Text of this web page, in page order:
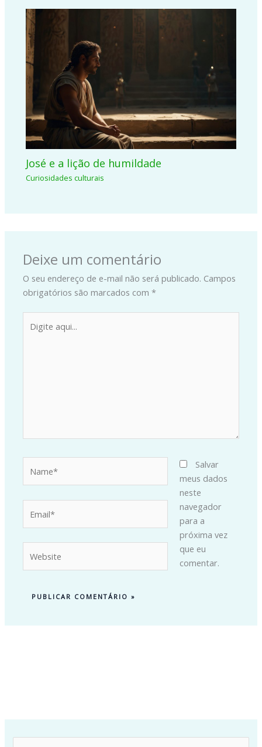
José e a lição de humildade
Curiosidades culturais
Deixe um comentário
O seu endereço de e-mail não será publicado. Campos
obrigatórios são marcados com*
aqui...
Salvar
meus dados
neste
navegador
para a
próxima vez
que eu
comentar.